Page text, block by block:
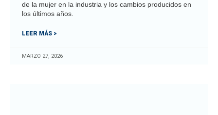
de la mujer en la industria y los cambios producidos en
los últimos años.
LEER MÁS >
MARZO 27, 2026